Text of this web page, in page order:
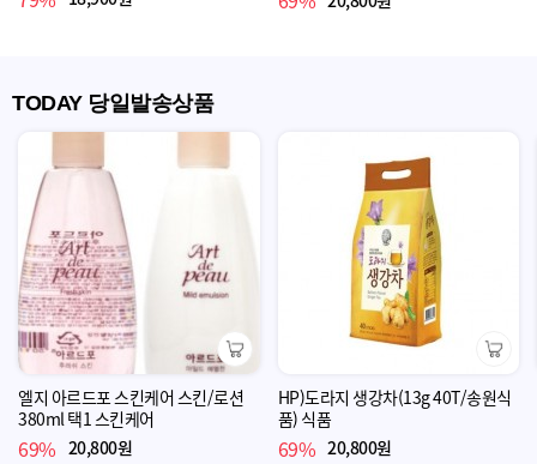
TODAY 당일발송상품
엘지 아르드포 스킨케어 스킨/로션
380ml 택1 스킨케어
69% 20,800원
HP)도라지 생강차(13g 40T/송원식
품) 식품
69% 20,800원
장바구니 장바구니